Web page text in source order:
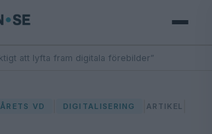
att lyfta fram digitala förebilder”
ÅRETS VD DIGITALISERING ARTIKEL